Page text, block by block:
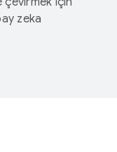
zeka